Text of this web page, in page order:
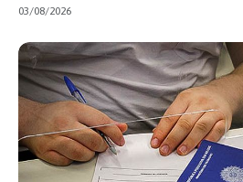
03/08/2026